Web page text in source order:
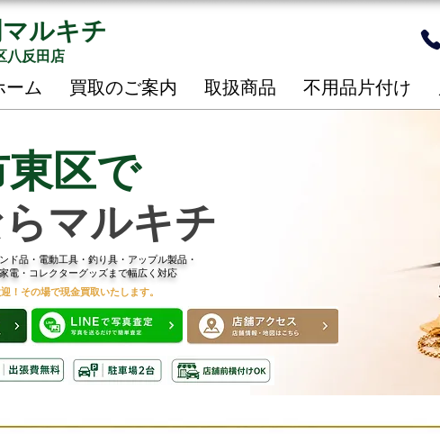
ルキチ
ーム
買取のご案内 取扱商品 不用品片付け
八反田店
東区で
マルキチ
ド品・電動工具・釣り具・アップル製品・
電・コレクターグッズまで幅広く対応
！その場で現金買取いたします。